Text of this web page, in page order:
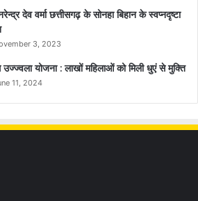
देव वर्मा छत्तीसगढ़ के सोनहा बिहान के स्वप्नदृष्टा
3, 2023
उज्ज्वला योजना : लाखों महिलाओं को मिली धुएं से मुक्ति
11, 2024